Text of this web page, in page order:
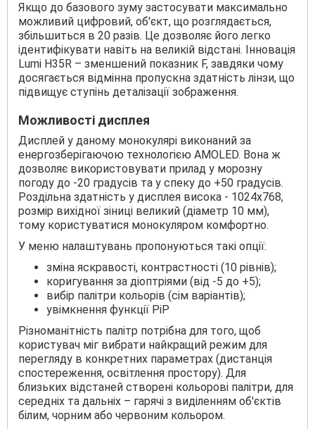
Якщо до базового зуму застосувати максимально
можливий цифровий, об'єкт, що розглядається,
збільшиться в 20 разів. Це дозволяє його легко
ідентифікувати навіть на великій відстані. Інновація
Lumi H35R – зменшений показник F, завдяки чому
досягається відмінна пропускна здатність лінзи, що
підвищує ступінь деталізації зображення.
Можливості дисплея
Дисплей у даному монокулярі виконаний за
енергозберігаючою технологією AMOLED. Вона ж
дозволяє використовувати прилад у морозну
погоду до -20 градусів та у спеку до +50 градусів.
Роздільна здатність у дисплея висока - 1024x768,
розмір вихідної зіниці великий (діаметр 10 мм),
тому користуватися монокуляром комфортно.
У меню налаштувань пропонуються такі опції:
зміна яскравості, контрастності (10 рівнів);
коригування за діоптріями (від -5 до +5);
вибір палітри кольорів (сім варіантів);
увімкнення функції PiP
Різноманітність палітр потрібна для того, щоб
користувач міг вибрати найкращий режим для
перегляду в конкретних параметрах (дистанція
спостереження, освітлення простору). Для
близьких відстаней створені кольорові палітри, для
середніх та дальніх – гарячі з виділенням об'єктів
білим, чорним або червоним кольором.